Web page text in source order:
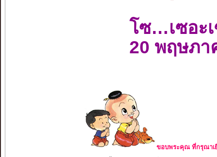
โซ…เซอะ
20 พฤษภา
ขอบพระคุณ ที่กรุณาเ